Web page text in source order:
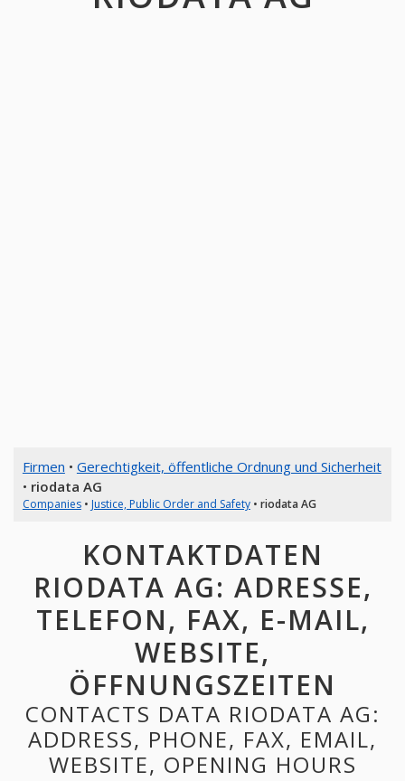
Firmen • Gerechtigkeit, öffentliche Ordnung und Sicherheit
• riodata AG
Companies• Justice, Public Order and Safety• riodata AG
KONTAKTDATEN
RIODATA AG: ADRESSE,
TELEFON, FAX, E-MAIL,
WEBSITE,
ÖFFNUNGSZEITEN
CONTACTS DATA RIODATA AG:
ADDRESS, PHONE, FAX, EMAIL,
WEBSITE, OPENING HOURS